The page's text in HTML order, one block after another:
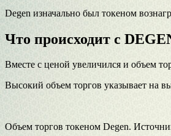
Degen изначально был токеном
Что происходит с
Вместе с ценой увеличился и объем
Высокий объем торгов указывает на
Объем торгов токеном Degen.